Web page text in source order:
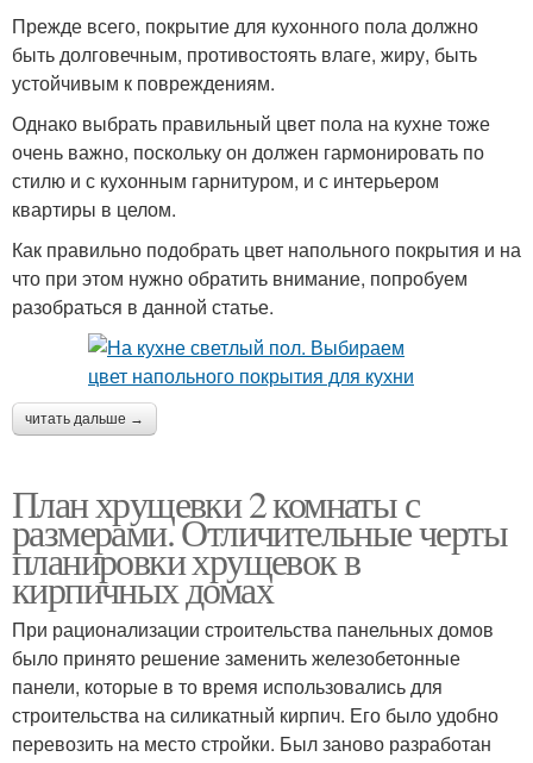
Прежде всего, покрытие для кухонного пола должно
быть долговечным, противостоять влаге, жиру, быть
устойчивым к повреждениям.
Однако выбрать правильный цвет пола на кухне тоже
очень важно, поскольку он должен гармонировать по
стилю и с кухонным гарнитуром, и с интерьером
квартиры в целом.
Как правильно подобрать цвет напольного покрытия и на
что при этом нужно обратить внимание, попробуем
разобраться в данной статье.
читать дальше →
План хрущевки 2 комнаты с
размерами. Отличительные черты
планировки хрущевок в
кирпичных домах
При рационализации строительства панельных домов
было принято решение заменить железобетонные
панели, которые в то время использовались для
строительства на силикатный кирпич. Его было удобно
перевозить на место стройки. Был заново разработан